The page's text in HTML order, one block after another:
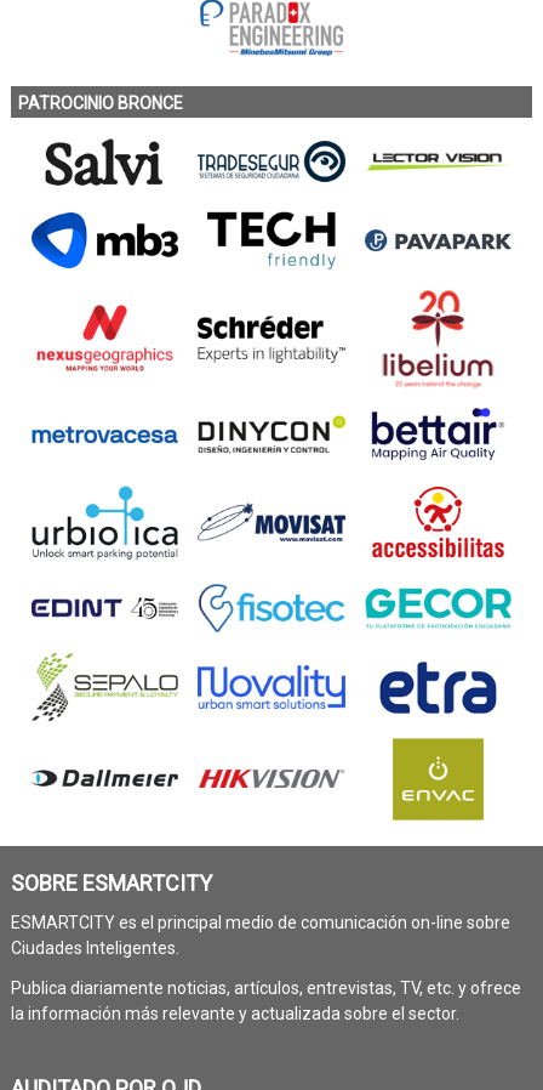
PATROCINIO BRONCE
SOBRE ESMARTCITY
ESMARTCITY es el principal medio de comunicación on-line sobre
Ciudades Inteligentes.
Publica diariamente noticias, artículos, entrevistas, TV, etc. y ofrece
la información más relevante y actualizada sobre el sector.